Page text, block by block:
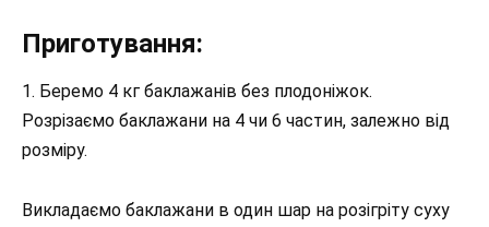
Приготування:
1. Беремо 4 кг баклажанів без плодоніжок.
Розрізаємо баклажани на 4 чи 6 частин, залежно від
розміру.
Викладаємо баклажани в один шар на розігріту суху